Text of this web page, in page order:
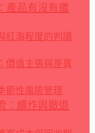
產品有沒有繼
紅海程度的判讀
價值主張與差異
節性風險管理
：續作與撤退